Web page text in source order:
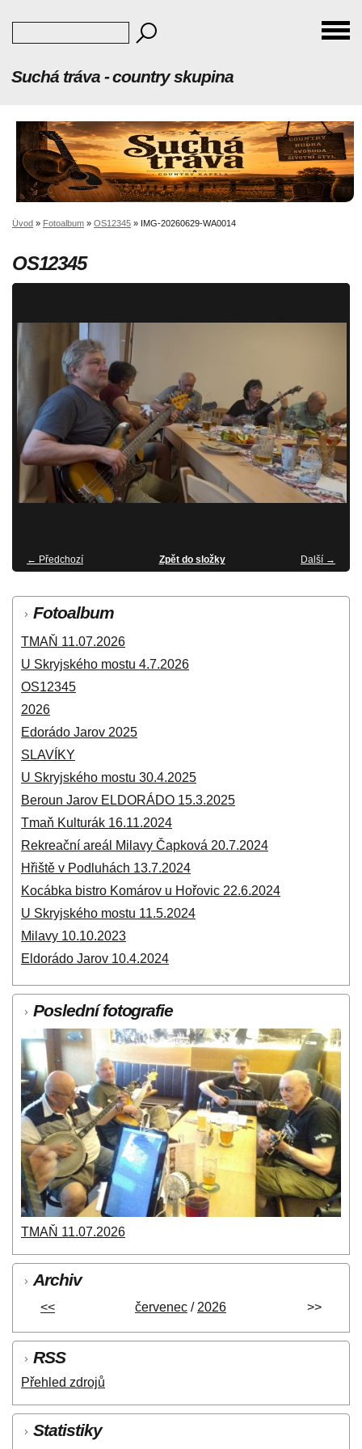
Suchá tráva - country skupina
Úvod » Fotoalbum » OS12345 » IMG-20260629-WA0014
OS12345
← Předchozí Další →
Zpět do složky
Fotoalbum
TMAŇ 11.07.2026
U Skryjského mostu 4.7.2026
OS12345
2026
Edorádo Jarov 2025
SLAVÍKY
U Skryjského mostu 30.4.2025
Beroun Jarov ELDORÁDO 15.3.2025
Tmaň Kulturák 16.11.2024
Rekreační areál Milavy Čapková 20.7.2024
Hřiště v Podluhách 13.7.2024
Kocábka bistro Komárov u Hořovic 22.6.2024
U Skryjského mostu 11.5.2024
Milavy 10.10.2023
Eldorádo Jarov 10.4.2024
Poslední fotografie
TMAŇ 11.07.2026
Archiv
<< červenec / 2026 >>
RSS
Přehled zdrojů
Statistiky